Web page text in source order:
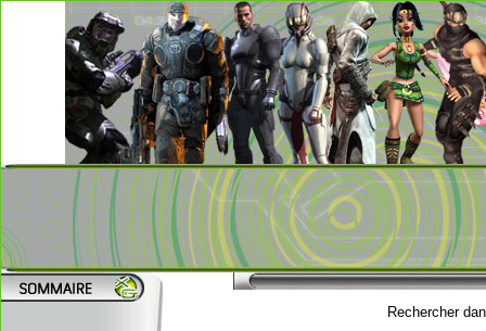
Rechercher